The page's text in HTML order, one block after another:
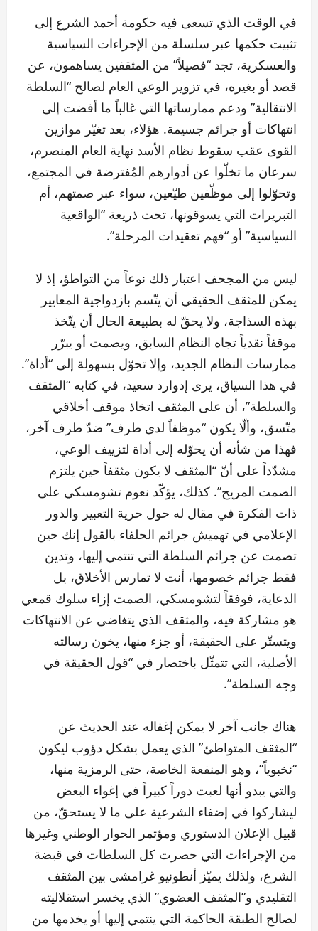
في الوقت الذي تسعى فيه حكومة أحمد الشرع إلى
تثبيت حكمها عبر سلسلة من الإجراءات السياسية
والعسكرية، تجد “فصيلاً” من المثقفين يساهمون، عن
قصد أو بغيره، في تزوير الوعي العام لصالح “السلطة
الانتقالية” ودعم ممارساتها التي غالباً ما أفضت إلى
انتهاكات أو جرائم جسيمة. هؤلاء، بعد تغيّر موازين
القوى عقب سقوط نظام الأسد نهاية العام المنصرم،
سرعان ما تخلّوا عن أدوارهم المُفترضة في المجتمع،
وتحوّلوا إلى موظّفين طيّعين، سواء عبر صمتهم، أم
التبريرات التي يسوقونها، تحت ذريعة “الواقعية
السياسية” أو “فهم تعقيدات المرحلة”.
ليس من المجحف اعتبار ذلك نوعاً من التواطؤ، إذ لا
يمكن للمثقف الحقيقي أن يتّسم بازدواجية المعايير
بهذه السذاجة، ولا يحقّ له بطبيعة الحال أن يتّخذ
موقفاً نقدياً تجاه النظام السابق، ويصمت أو يبرّر
ممارسات النظام الجديد، وإلا تحوّل بسهولة إلى “أداة”.
في هذا السياق، يرى إدوارد سعيد، في كتابه “المثقف
والسلطة”، أن على المثقف اتخاذ موقف أخلاقي
متّسق، وألّا يكون “موظفاً لدى طرف” ضدّ طرف آخر،
فهذا من شأنه أن يحوّله إلى أداة لتزييف الوعي،
مشدّداً على أنّ “المثقف لا يكون مثقفاً حين يلتزم
الصمت المريح”. كذلك، يؤكّد نعوم تشومسكي على
ذات الفكرة في مقال له حول حرية التعبير والدور
الإعلامي في تهميش جرائم الحلفاء بالقول إنك حين
تصمت عن جرائم السلطة التي تنتمي إليها، وتدين
فقط جرائم خصومها، أنت لا تمارس الأخلاق، بل
الدعاية، فوفقاً لتشومسكي، الصمت إزاء سلوك قمعي
هو مشاركة فيه، والمثقف الذي يتغاضى عن الانتهاكات
ويتستّر على الحقيقة، أو جزء منها، يخون رسالته
الأصلية، التي تتمثّل باختصار في “قول الحقيقة في
وجه السلطة”.
هناك جانب آخر لا يمكن إغفاله عند الحديث عن
“المثقف المتواطئ” الذي يعمل بشكل دؤوب ليكون
“نخبوياً”، وهو المنفعة الخاصة، حتى الرمزية منها،
والتي يبدو أنها لعبت دوراً كبيراً في إغواء البعض
ليشاركوا في إضفاء الشرعية على ما لا يستحقّ، من
قبيل الإعلان الدستوري ومؤتمر الحوار الوطني وغيرها
من الإجراءات التي حصرت كل السلطات في قبضة
الشرع، ولذلك يميّز أنطونيو غرامشي بين المثقف
التقليدي و”المثقف العضوي” الذي يخسر استقلاليته
لصالح الطبقة الحاكمة التي ينتمي إليها أو يخدمها من